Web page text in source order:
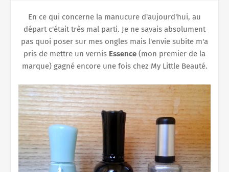
En ce qui concerne la manucure d'aujourd'hui, au
départ c'était très mal parti. Je ne savais absolument
pas quoi poser sur mes ongles mais l'envie subite m'a
pris de mettre un vernis Essence (mon premier de la
marque) gagné encore une fois chez My Little Beauté.